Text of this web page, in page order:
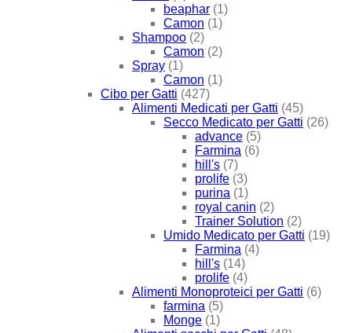
beaphar (1)
Camon (1)
Shampoo (2)
Camon (2)
Spray (1)
Camon (1)
Cibo per Gatti (427)
Alimenti Medicati per Gatti (45)
Secco Medicato per Gatti (26)
advance (5)
Farmina (6)
hill's (7)
prolife (3)
purina (1)
royal canin (2)
Trainer Solution (2)
Umido Medicato per Gatti (19)
Farmina (4)
hill's (14)
prolife (4)
Alimenti Monoproteici per Gatti (6)
farmina (5)
Monge (1)